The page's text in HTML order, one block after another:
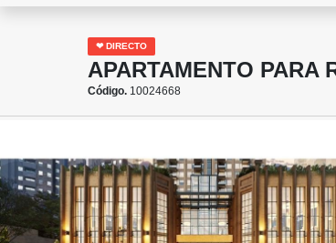
❤ DIRECTO
APARTAMENTO PARA
Código. 10024668